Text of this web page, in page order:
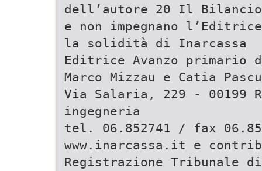
dell’autore 20 Il Bilancio
e non impegnano
la solidità di Inarcassa
Editrice Avanzo primario
Marco Mizzau e Catia
Via Salaria, 229 - 00199
ingegneria
tel. 06.852741 / fax
www.inarcassa.it e
Registrazione Tribunale